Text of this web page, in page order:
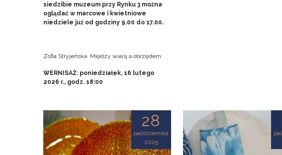
siedzibie muzeum przy Rynku 3 można
oglądać w marcowe i kwietniowe
niedziele już od godziny 9.00 do 17.00.
Zofia Stryjeńska. Między wiarą a obrzędem
WERNISAŻ: poniedziałek, 16 lutego
2026 r., godz. 18:00
28
października
2025